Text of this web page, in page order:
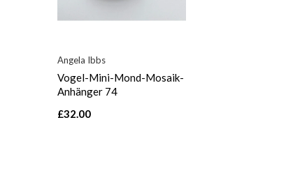
Angela Ibbs
Vogel-Mini-Mond-Mosaik-
Anhänger 74
£32.00